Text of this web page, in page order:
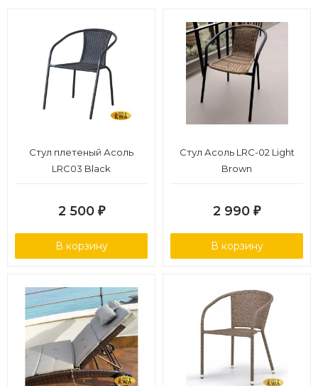
Стул плетеный Асоль
LRC03 Black
2 500 ₽
В корзину
Стул Асоль LRC-02 Light
Brown
2 990 ₽
В корзину